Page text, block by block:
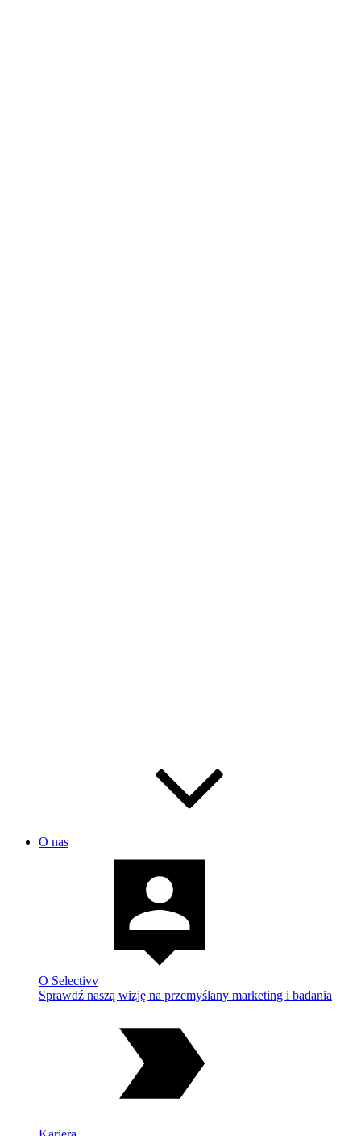
O nas
O Selectivv
Sprawdź naszą wizję na przemyślany marketing i badania